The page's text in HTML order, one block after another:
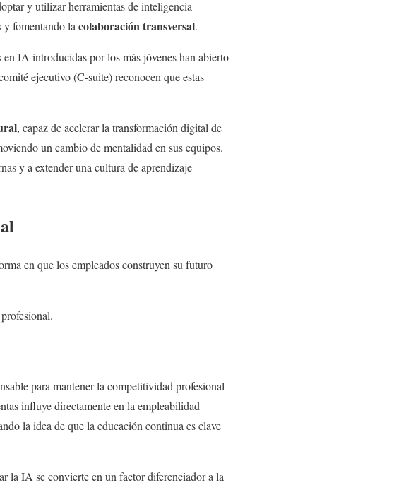
y utilizar herramientas de inteligencia
y fomentando lacolaboración transversal.
en IA introducidas por los más jóvenes han abierto
ejecutivo (C-suite) reconocen que estas
, capaz de acelerar la transformación digital de
un cambio de mentalidad en sus equipos.
y a extender una cultura de aprendizaje
en que los empleados construyen su futuro
para mantener la competitividad profesional
influye directamente en la empleabilidad
la idea de que la educación continua es clave
la IA se convierte en un factor diferenciador a la